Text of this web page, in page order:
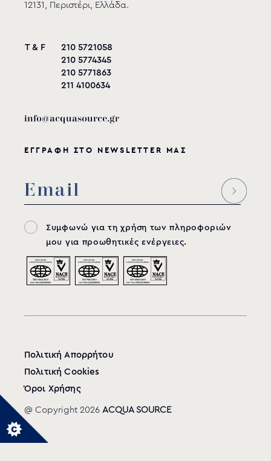
12131, Περιστέρι, Ελλάδα.
T & F
210 5721058
210 5774345
210 5771863
211 4100634
info@acquasource.gr
ΕΓΓΡΑΦΗ ΣΤΟ NEWSLETTER ΜΑΣ
Συμφωνώ για τη χρήση των πληροφοριών
μου για προωθητικές ενέργειες.
Πολιτική Απορρήτου
Πολιτική Cookies
Όροι Χρήσης
@ Copyright 2026 ACQUA SOURCE